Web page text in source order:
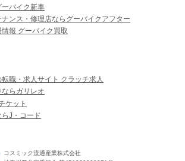
バイク新車
ンス・修理店ならグーバイクアフター
報 グーバイク買取
職・求人サイト クラッチ求人
らガリレオ
ケット
J・コード
コスミック流通産業株式会社